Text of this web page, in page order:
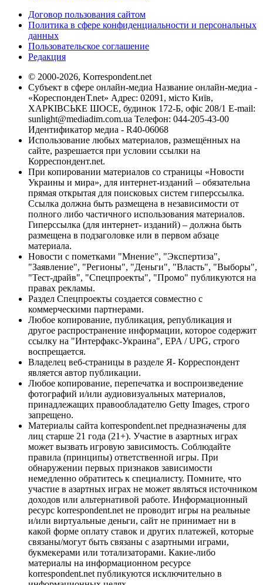
Договор пользования сайтом
Политика в сфере конфиденциальности и персональных
данных
Пользовательское соглашение
Редакция
© 2000-2026, Korrespondent.net
Субъект в сфере онлайн-медиа Название онлайн-медиа -
«КореспонденТ.net» Адрес: 02091, місто Київ,
ХАРКІВСЬКЕ ШОСЕ, будинок 172-Б, офіс 208/1 E-mail:
sunlight@mediadim.com.ua Телефон: 044-205-43-00
Идентификатор медиа - R40-06068
Использование любых материалов, размещённых на
сайте, разрешается при условии ссылки на
Корреспондент.net.
При копировании материалов со страницы «Новости
Украины и мира», для интернет-изданий – обязательна
прямая открытая для поисковых систем гиперссылка.
Ссылка должна быть размещена в независимости от
полного либо частичного использования материалов.
Гиперссылка (для интернет- изданий) – должна быть
размещена в подзаголовке или в первом абзаце
материала.
Новости с пометками "Мнение", "Экспертиза",
"Заявление", "Регионы", "Деньги", "Власть", "Выборы",
"Тест-драйв", "Спецпроекты", "Промо" публикуются на
правах рекламы.
Раздел Спецпроекты создается совместно с
коммерческими партнерами.
Любое копирование, публикация, републикация и
другое распространение информации, которое содержит
ссылку на "Интерфакс-Украина", EPA / UPG, строго
воспрещается.
Владелец веб-страницы в разделе Я- Корреспондент
является автор публикации.
Любое копирование, перепечатка и воспроизведение
фотографий и/или аудиовизуальных материалов,
принадлежащих правообладателю Getty Images, строго
запрещено.
Материалы сайта korrespondent.net предназначены для
лиц старше 21 года (21+). Участие в азартных играх
может вызвать игровую зависимость. Соблюдайте
правила (принципы) ответственной игры. При
обнаружении первых признаков зависимости
немедленно обратитесь к специалисту. Помните, что
участие в азартных играх не может являться источником
доходов или альтернативой работе. Информационный
ресурс korrespondent.net не проводит игры на реальные
и/или виртуальные деньги, сайт не принимает ни в
какой форме оплату ставок и других платежей, которые
связаны/могут быть связаны с азартными играми,
букмекерами или тотализаторами. Какие-либо
материалы на информационном ресурсе
korrespondent.net публикуются исключительно в